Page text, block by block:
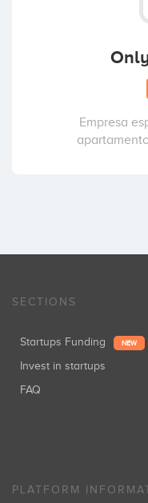
Empresa
SECTIONS
Startups Funding NEW
Invest in startups
FAQ
PLATFORM